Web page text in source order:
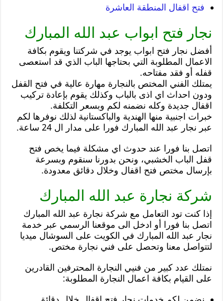
فتح اقفال المنطقة العاشرة
نجار فتح ابواب عبد الله المبارك
أفضل نجار فتح ابواب يوجد في شركتنا ويقوم بكافة
الاعمال المطلوبة التي بحتاجها الباب الذي قد استعصى
قفله أو فقد مفتاحه.
يمتلك الفني المختص بالنجارة مهارة عالية في فتح القفل
ودون احداث اي اذى بالباب وكذلك يقوم بإعادة تركيب
اقفال جديدة وكله نضمنه لكم وبسعر التكلفة.
خبرات اجنبية منها الهندية والباكستانية لذلك نوفرها لكم
عبر نجار عبد الله المبارك فورا على مدار ال 24 ساعة.
اتصل بنا فورا عند حدوث اي مشكلة فيما يخص فتح
قفل الباب الخشبي، ونحن بدورنا سنقوم وبسرعة
بإرسال مختص فتح اقفال وخلال دقائق معدودة.
شركة نجارة عبد الله المبارك
إذا كنت تود التعامل مع شركة نجارة عبد الله المبارك
اتصل بنا فورا أو ادخل الى موقعنا الرسمي عبر خدمة
نجار عبد الله المبارك في الكويت على السوشال ميديا
لتتواصل معنا وتحصل على فني نجارة مختص.
نمتلك عدد كبير من فنيي النجارة المحترفين القادرين
على القيام بكافة اعمال النجارة المطلوبة: